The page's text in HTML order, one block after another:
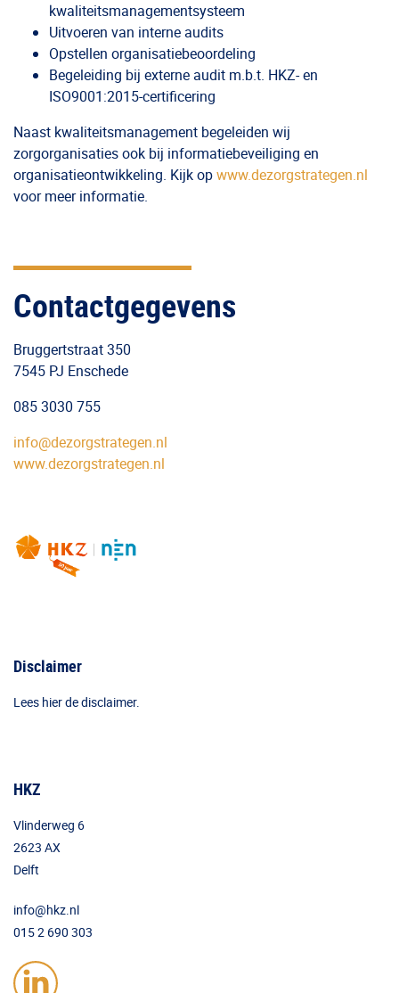
kwaliteitsmanagementsysteem
Uitvoeren van interne audits
Opstellen organisatiebeoordeling
Begeleiding bij externe audit m.b.t. HKZ- en
ISO9001:2015-certificering
Naast kwaliteitsmanagement begeleiden wij
zorgorganisaties ook bij informatiebeveiliging en
organisatieontwikkeling. Kijk opwww.dezorgstrategen.nl
voor meer informatie.
Contactgegevens
Bruggertstraat 350
7545 PJ Enschede
085 3030 755
info@dezorgstrategen.nl
www.dezorgstrategen.nl
Disclaimer
Lees hier de disclaimer.
HKZ
Vlinderweg 6
2623 AX
Delft
info@hkz.nl
015 2 690 303